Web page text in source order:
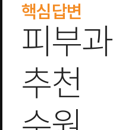
핵심답변
피부과
추천